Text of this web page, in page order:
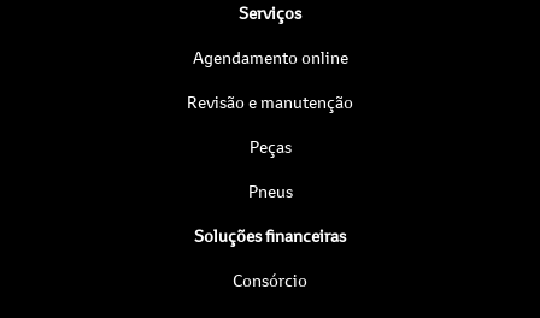
Serviços
Agendamento online
Revisão e manutenção
Peças
Pneus
Soluções financeiras
Consórcio